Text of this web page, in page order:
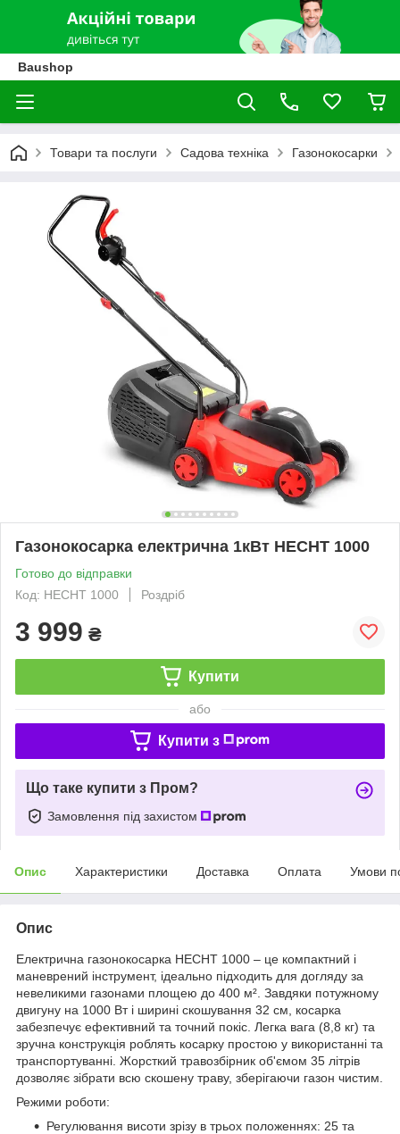
Baushop
Товари та послуги Садова техніка Газонокосарки
Газонокосарка електрична 1кВт HECHT 1000
Готово до відправки
Код: HECHT 1000
Роздріб
3 999 ₴
Купити
або
Купити з
Що таке купити з Пром?
Замовлення під захистом
Опис Характеристики Доставка Оплата Умови
Опис
Електрична газонокосарка HECHT 1000 – це компактний і
маневрений інструмент, ідеально підходить для догляду за
невеликими газонами площею до 400 м². Завдяки потужному
двигуну на 1000 Вт і ширині скошування 32 см, косарка
забезпечує ефективний та точний покіс. Легка вага (8,8 кг) та
зручна конструкція роблять косарку простою у використанні та
транспортуванні. Жорсткий травозбірник об'ємом 35 літрів
дозволяє зібрати всю скошену траву, зберігаючи газон чистим.
Режими роботи:
Регулювання висоти зрізу в трьох положеннях: 25 та